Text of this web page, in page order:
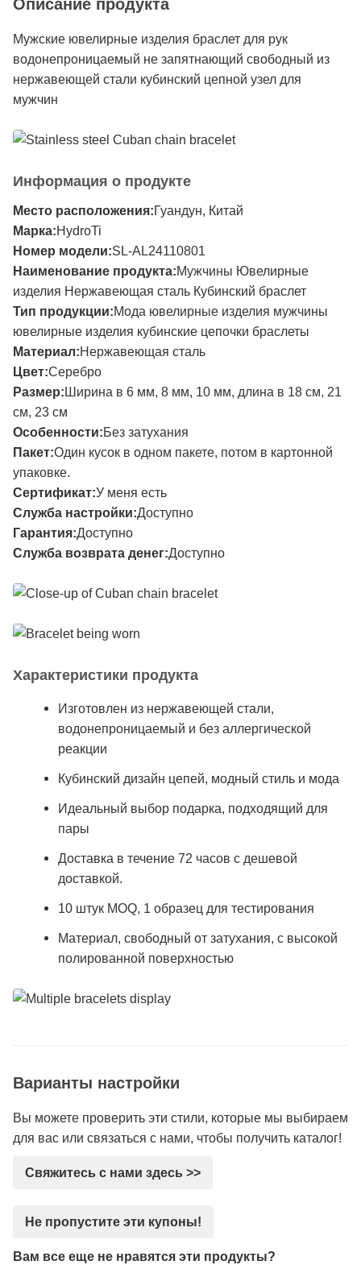
Описание продукта
Мужские ювелирные изделия браслет для рук
водонепроницаемый не запятнающий свободный из
нержавеющей стали кубинский цепной узел для
мужчин
Информация о продукте
Место расположения:Гуандун, Китай
Марка:HydroTi
Номер модели:SL-AL24110801
Наименование продукта:Мужчины Ювелирные
изделия Нержавеющая сталь Кубинский браслет
Тип продукции:Мода ювелирные изделия мужчины
ювелирные изделия кубинские цепочки браслеты
Материал:Нержавеющая сталь
Цвет:Серебро
Размер:Ширина в 6 мм, 8 мм, 10 мм, длина в 18 см, 21
см, 23 см
Особенности:Без затухания
Пакет:Один кусок в одном пакете, потом в картонной
упаковке.
Сертификат:У меня есть
Служба настройки:Доступно
Гарантия:Доступно
Служба возврата денег:Доступно
Характеристики продукта
Изготовлен из нержавеющей стали,
водонепроницаемый и без аллергической
реакции
Кубинский дизайн цепей, модный стиль и мода
Идеальный выбор подарка, подходящий для
пары
Доставка в течение 72 часов с дешевой
доставкой.
10 штук MOQ, 1 образец для тестирования
Материал, свободный от затухания, с высокой
полированной поверхностью
Варианты настройки
Вы можете проверить эти стили, которые мы выбираем
для вас или связаться с нами, чтобы получить каталог!
Свяжитесь с нами здесь >>
Не пропустите эти купоны!
Вам все еще не нравятся эти продукты?